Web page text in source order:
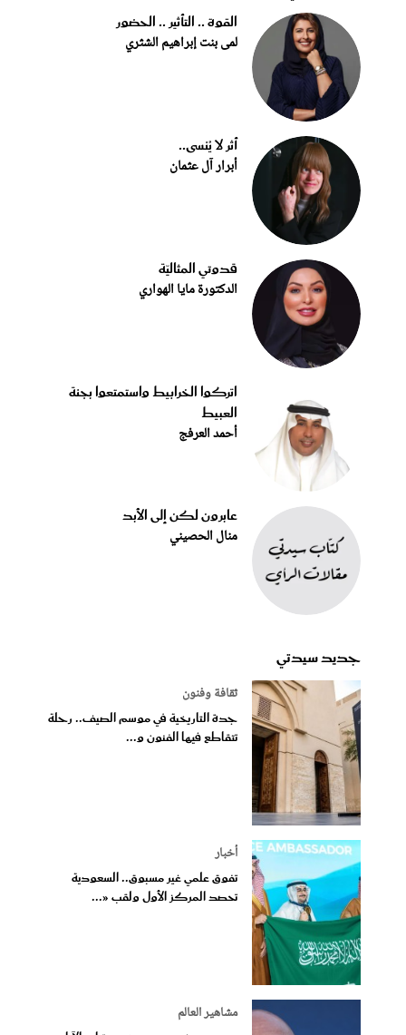
القوة .. التأثير .. الحضور
لمى بنت إبراهيم الشثري
أثر لا يُنسى..
أبرار آل عثمان
قدوتي المثاليّة
الدكتورة مايا الهواري
اتركوا الخرابيط واستمتعوا بجنة
العبيط
أحمد العرفج
عابرون لكن إلى الأبد
منال الحصيني
جديد سيدتي
ثقافة وفنون
جدة التاريخية في موسم الصيف.. رحلة
تتقاطع فيها الفنون و...
أخبار
تفوق علمي غير مسبوق.. السعودية
تحصد المركز الأول ولقب «...
مشاهير العالم